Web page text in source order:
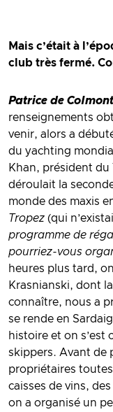
Mais c’était à
club très fermé.
Patrice de
renseignements
venir, alors a
du yachting
Khan, président du
déroulait la
monde des maxis
Tropez (qui
programme de
pourriez-vous
heures plus tard,
Krasnianski, dont
connaître, nous a
se rende en
histoire et on s’est
skippers. Avant de
propriétaires
caisses de vins,
on a organisé un